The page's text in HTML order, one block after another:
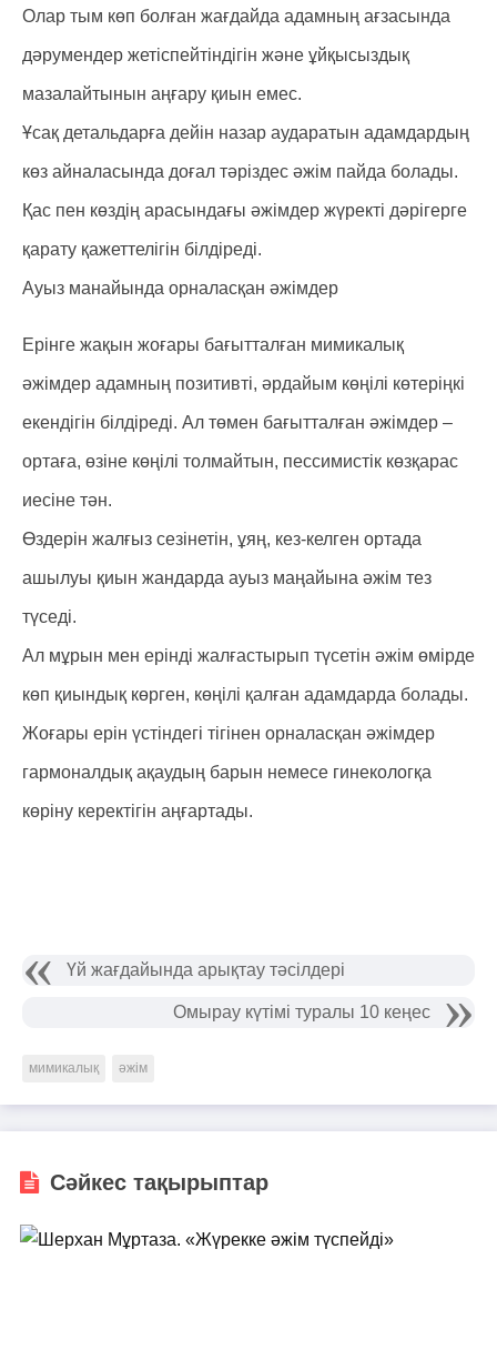
Олар тым көп болған жағдайда адамның ағзасында
дәрумендер жетіспейтіндігін және ұйқысыздық
мазалайтынын аңғару қиын емес.
Ұсақ детальдарға дейін назар аударатын адамдардың
көз айналасында доғал тәріздес әжім пайда болады.
Қас пен көздің арасындағы әжімдер жүректі дәрігерге
қарату қажеттелігін білдіреді.
Ауыз манайында орналасқан әжімдер
Ерінге жақын жоғары бағытталған мимикалық
әжімдер адамның позитивті, әрдайым көңілі көтеріңкі
екендігін білдіреді. Ал төмен бағытталған әжімдер –
ортаға, өзіне көңілі толмайтын, пессимистік көзқарас
иесіне тән.
Өздерін жалғыз сезінетін, ұяң, кез-келген ортада
ашылуы қиын жандарда ауыз маңайына әжім тез
түседі.
Ал мұрын мен ерінді жалғастырып түсетін әжім өмірде
көп қиындық көрген, көңілі қалған адамдарда болады.
Жоғары ерін үстіндегі тігінен орналасқан әжімдер
гармоналдық ақаудың барын немесе гинекологқа
көріну керектігін аңғартады.
Үй жағдайында арықтау тәсілдері
Омырау күтімі туралы 10 кеңес
мимикалық әжім
Сәйкес тақырыптар